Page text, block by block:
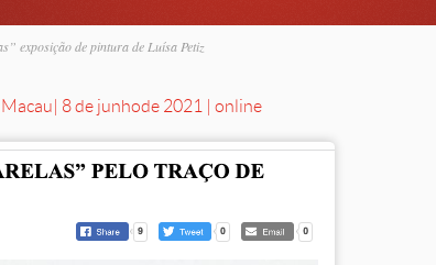
exposição de pintura de Luísa Petiz
| 8 de junhode 2021 | online